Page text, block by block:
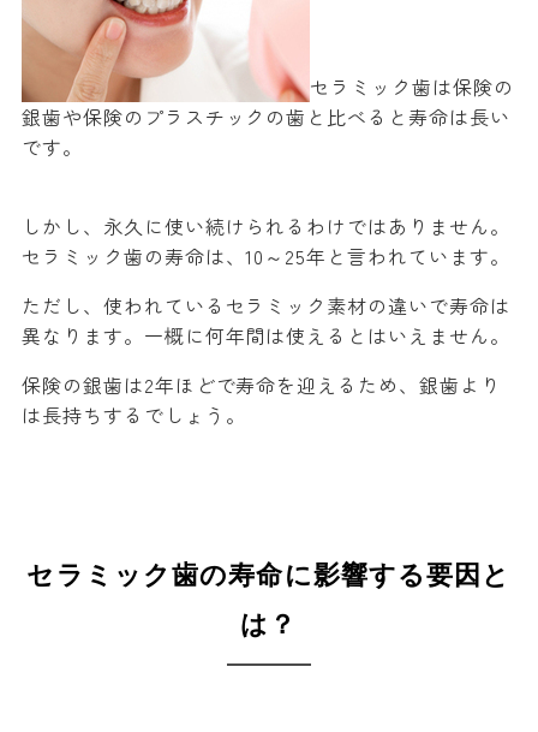
セラミック歯は保険の
銀歯や保険のプラスチックの歯と比べると寿命は長い
です。
しかし、永久に使い続けられるわけではありません。
セラミック歯の寿命は、10～25年と言われています。
ただし、使われているセラミック素材の違いで寿命は
異なります。一概に何年間は使えるとはいえません。
保険の銀歯は2年ほどで寿命を迎えるため、銀歯より
は長持ちするでしょう。
セラミック歯の寿命に影響する要因と
は？